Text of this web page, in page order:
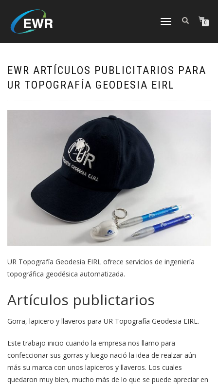
CAMBIAR
0
EWR ARTÍCULOS PUBLICITARIOS PARA
UR TOPOGRAFÍA GEODESIA EIRL
UR Topografía Geodesia EIRL ofrece servicios de ingeniería
topográfica geodésica automatizada.
Artículos publictarios
Gorra, lapicero y llaveros para UR Topografía Geodesia EIRL.
Este trabajo inicio cuando la empresa nos llamo para
confeccionar sus gorras y luego nació la idea de realzar aún
más su marca con unos lapiceros y llaveros. Los cuales
quedaron muy bien, mucho más de lo que se puede apreciar en